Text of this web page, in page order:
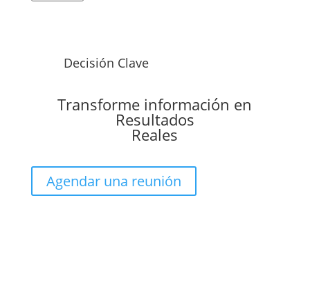
Decisión Clave
Transforme información en
Resultados
Reales
Agendar una reunión